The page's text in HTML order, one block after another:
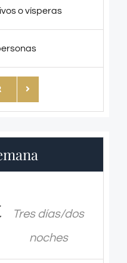
o vísperas
Tres días/dos
noches